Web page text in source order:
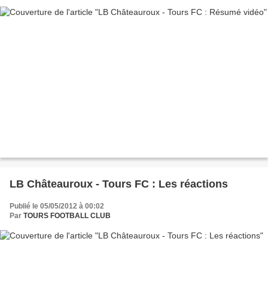
LB Châteauroux - Tours FC : Les réactions
Publié le 05/05/2012 à 00:02
Par TOURS FOOTBALL CLUB